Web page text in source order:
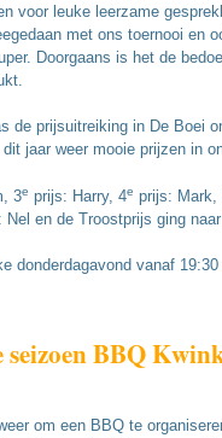
voor leuke leerzame
met ons toernooi en
Doorgaans is het de
de prijsuitreiking in De Boei
jaar weer mooie prijzen in
3e prijs: Harry, 4e prijs: Mark,
Nel en de Troostprijs ging naar
donderdagavond vanaf
BBQ
om een BBQ te